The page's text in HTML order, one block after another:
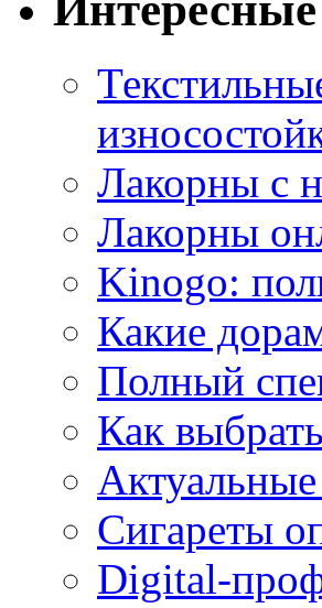
Лакорны с
Лакорны
Kinogo:
Какие
Полный
Как
Сигареты
Digital-